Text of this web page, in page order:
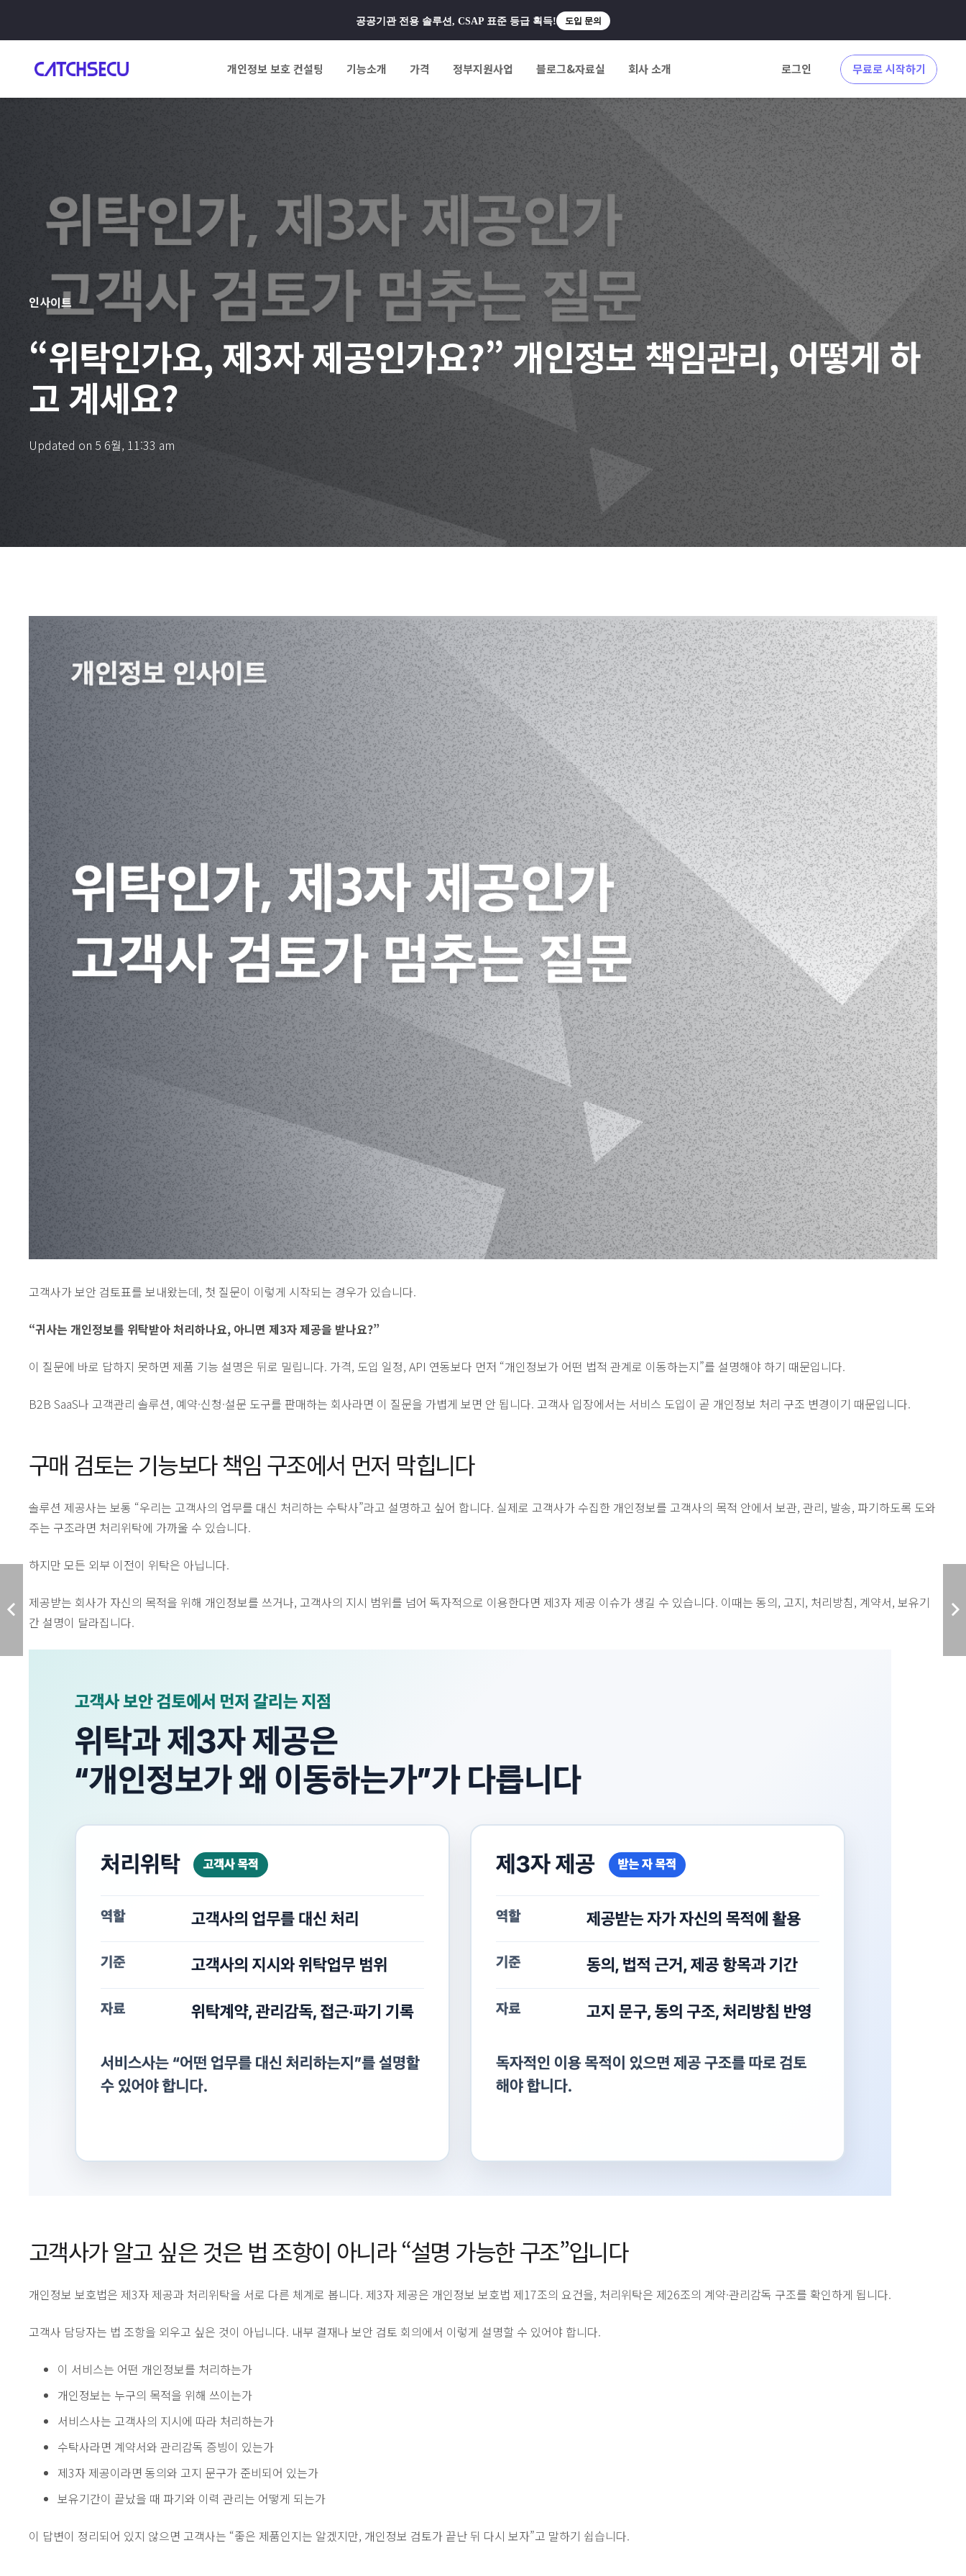
공공기관 전용 솔루션, CSAP 표준 등급 획득! 도입 문의
개인정보 보호 컨설팅 기능소개 가격 정부지원사업 블로그&자료실 회사 소개 로그인 무료로 시작하기
인사이트
“위탁인가요, 제3자 제공인가요?” 개인정보 책임관리, 어떻게 하
고 계세요?
Updated on 5 6월, 11:33 am
고객사가 보안 검토표를 보내왔는데, 첫 질문이 이렇게 시작되는 경우가 있습니다.
“귀사는 개인정보를 위탁받아 처리하나요, 아니면 제3자 제공을 받나요?”
이 질문에 바로 답하지 못하면 제품 기능 설명은 뒤로 밀립니다. 가격, 도입 일정, API 연동보다 먼저 “개인정보가 어떤 법적 관계로 이동하는지”를 설명해야 하기 때문입니다.
B2B SaaS나 고객관리 솔루션, 예약·신청·설문 도구를 판매하는 회사라면 이 질문을 가볍게 보면 안 됩니다. 고객사 입장에서는 서비스 도입이 곧 개인정보 처리 구조 변경이기 때문입니다.
구매 검토는 기능보다 책임 구조에서 먼저 막힙니다
솔루션 제공사는 보통 “우리는 고객사의 업무를 대신 처리하는 수탁사”라고 설명하고 싶어 합니다. 실제로 고객사가 수집한 개인정보를 고객사의 목적 안에서 보관, 관리, 발송, 파기하도록 도와
주는 구조라면 처리위탁에 가까울 수 있습니다.
하지만 모든 외부 이전이 위탁은 아닙니다.
제공받는 회사가 자신의 목적을 위해 개인정보를 쓰거나, 고객사의 지시 범위를 넘어 독자적으로 이용한다면 제3자 제공 이슈가 생길 수 있습니다. 이때는 동의, 고지, 처리방침, 계약서, 보유기
간 설명이 달라집니다.
고객사가 알고 싶은 것은 법 조항이 아니라 “설명 가능한 구조”입니다
개인정보 보호법은 제3자 제공과 처리위탁을 서로 다른 체계로 봅니다. 제3자 제공은 개인정보 보호법 제17조의 요건을, 처리위탁은 제26조의 계약·관리감독 구조를 확인하게 됩니다.
고객사 담당자는 법 조항을 외우고 싶은 것이 아닙니다. 내부 결재나 보안 검토 회의에서 이렇게 설명할 수 있어야 합니다.
이 서비스는 어떤 개인정보를 처리하는가
개인정보는 누구의 목적을 위해 쓰이는가
서비스사는 고객사의 지시에 따라 처리하는가
수탁사라면 계약서와 관리감독 증빙이 있는가
제3자 제공이라면 동의와 고지 문구가 준비되어 있는가
보유기간이 끝났을 때 파기와 이력 관리는 어떻게 되는가
이 답변이 정리되어 있지 않으면 고객사는 “좋은 제품인지는 알겠지만, 개인정보 검토가 끝난 뒤 다시 보자”고 말하기 쉽습니다.